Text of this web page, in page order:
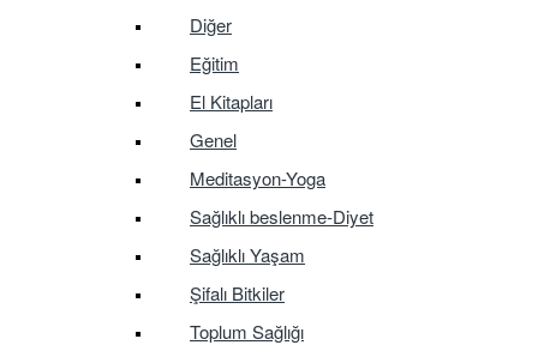
Diğer
Eğitim
El Kitapları
Genel
Meditasyon-Yoga
Sağlıklı beslenme-Diyet
Sağlıklı Yaşam
Şifalı Bitkiler
Toplum Sağlığı